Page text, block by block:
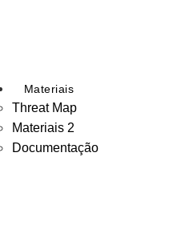
Materiais
Threat Map
Materiais 2
Documentação